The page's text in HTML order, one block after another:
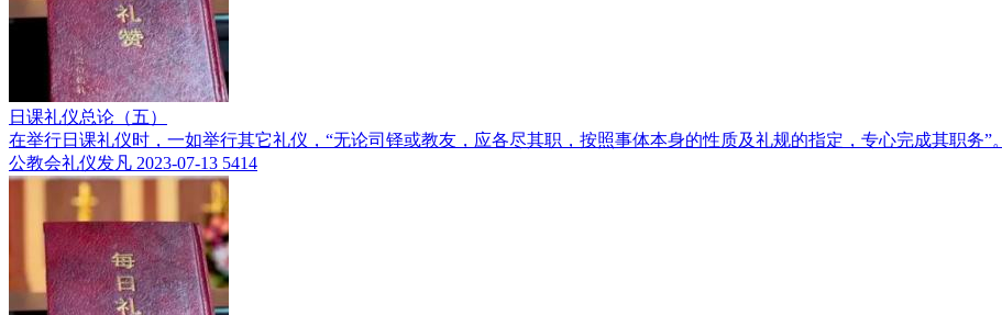
日课礼仪总论（五）
在举行日课礼仪时，一如举行其它礼仪，“无论司铎或教友，应各尽其职，按照事体本身的性质及礼规的指定，专心完成其职务”。
公教会礼仪发凡 2023-07-13 5414